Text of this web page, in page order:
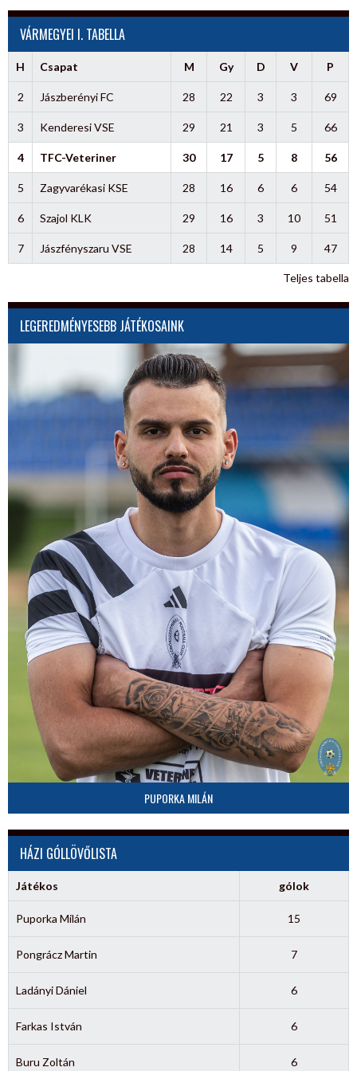
VÁRMEGYEI I. TABELLA
H Csapat M Gy D V P
2 Jászberényi FC 28 22 3 3 69
3 Kenderesi VSE 29 21 3 5 66
4 TFC-Veteriner 30 17 5 8 56
5 Zagyvarékasi KSE 28 16 6 6 54
6 Szajol KLK 29 16 3 10 51
7 Jászfényszaru VSE 28 14 5 9 47
Teljes tabella
LEGEREDMÉNYESEBB JÁTÉKOSAINK
PUPORKA MILÁN
HÁZI GÓLLÖVŐLISTA
Játékos gólok
Puporka Milán 15
Pongrácz Martin 7
Ladányi Dániel 6
Farkas István 6
Buru Zoltán 6